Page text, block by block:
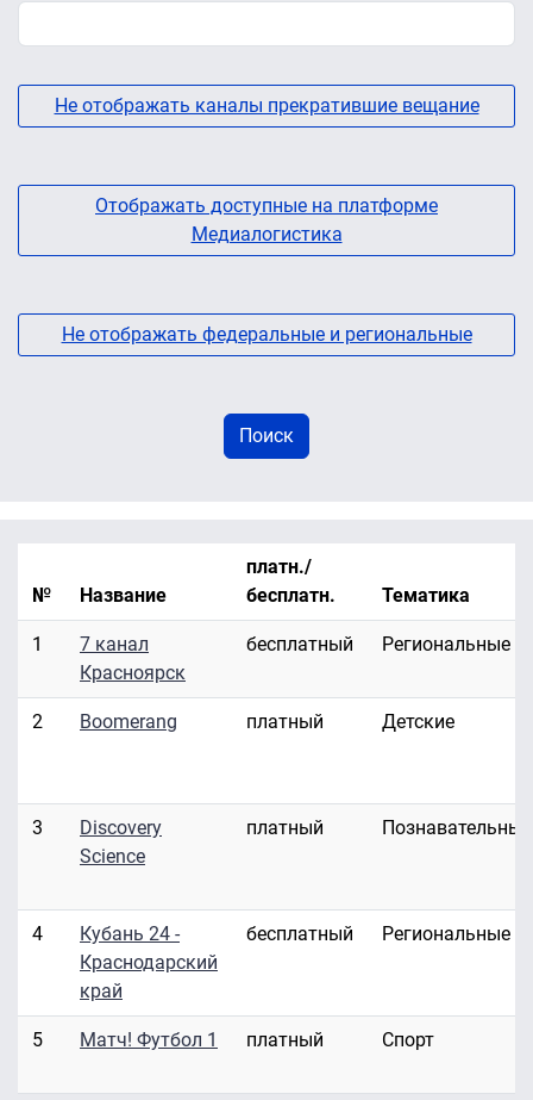
Не отображать каналы прекратившие вещание
Отображать доступные на платформе
Медиалогистика
Не отображать федеральные и региональные
№ Название
платн./
бесплатн.
Тематика
1
7 канал
Красноярск
бесплатный Региональные
2 Boomerang платный Детские
3
Discovery
Science
платный Познавательные
4
Кубань 24 -
Краснодарский
край
бесплатный Региональные
5 Матч! Футбол 1 платный Спорт